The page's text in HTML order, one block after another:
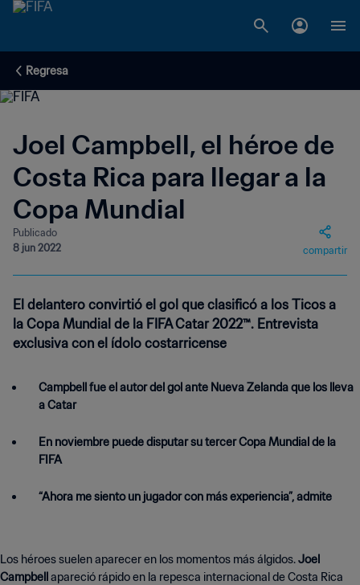
Regresa
Joel Campbell, el héroe de
Costa Rica para llegar a la
Copa Mundial
Publicado
8 jun 2022
compartir
El delantero convirtió el gol que clasificó a los Ticos a
la Copa Mundial de la FIFA Catar 2022™. Entrevista
exclusiva con el ídolo costarricense
Campbell fue el autor del gol ante Nueva Zelanda que los lleva
a Catar
En noviembre puede disputar su tercer Copa Mundial de la
FIFA
“Ahora me siento un jugador con más experiencia”, admite
Los héroes suelen aparecer en los momentos más álgidos.Joel
Campbellapareció rápido en la repesca internacional de Costa Rica